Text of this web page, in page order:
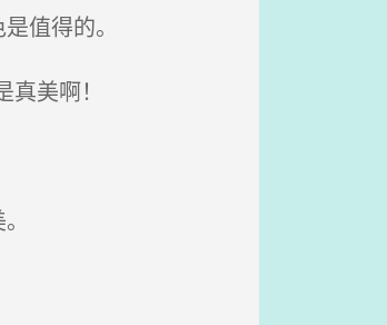
值得的。
美啊！